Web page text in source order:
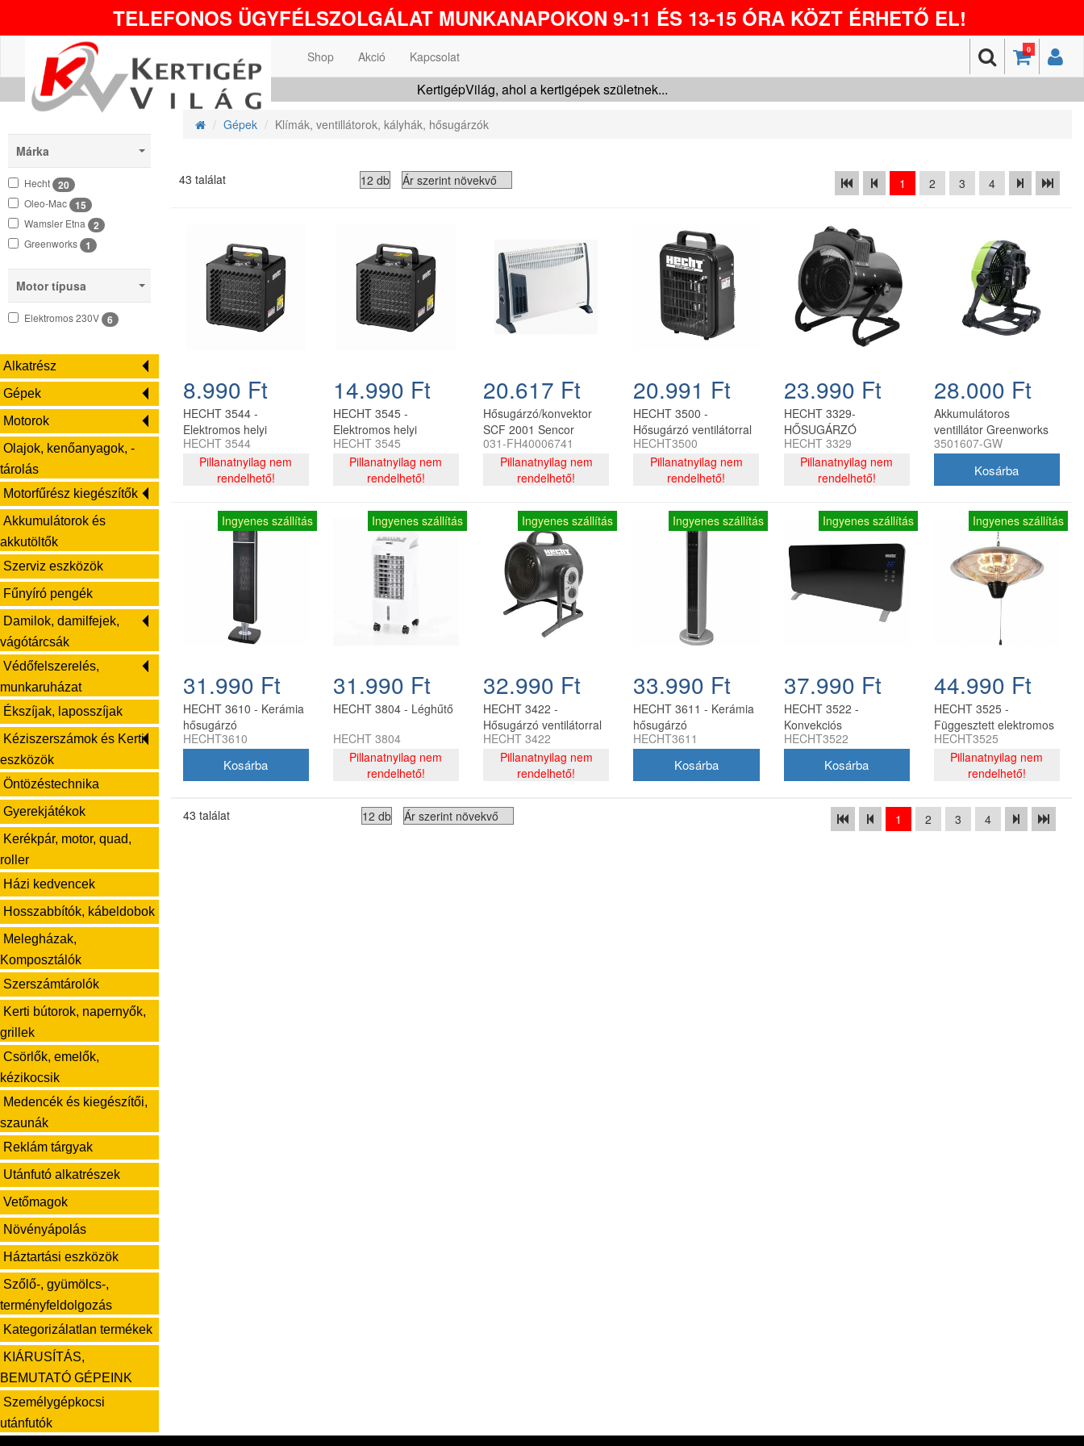
TELEFONOS ÜGYFÉLSZOLGÁLAT MUNKANAPOKON 9-11 ÉS 13-15 ÓRA KÖZT ÉRHETŐ EL!
0
Shop Akció Kapcsolat
KertigépVilág, ahol a kertigépek születnek...
Márka
Hecht 20
Oleo-Mac 15
Wamsler Etna 2
Greenworks 1
Motor típusa
Elektromos 230V 6
Alkatrész
Gépek
Motorok
Olajok, kenőanyagok, -
tárolás
Motorfűrész kiegészítők
Akkumulátorok és
akkutöltők
Szerviz eszközök
Fűnyíró pengék
Damilok, damilfejek,
vágótárcsák
Védőfelszerelés,
munkaruházat
Ékszíjak, laposszíjak
Kéziszerszámok és Kerti
eszközök
Öntözéstechnika
Gyerekjátékok
Kerékpár, motor, quad,
roller
Házi kedvencek
Hosszabbítók, kábeldobok
Melegházak,
Komposztálók
Szerszámtárolók
Kerti bútorok, napernyők,
grillek
Csörlők, emelők,
kézikocsik
Medencék és kiegészítői,
szaunák
Reklám tárgyak
Utánfutó alkatrészek
Vetőmagok
Növényápolás
Háztartási eszközök
Szőlő-, gyümölcs-,
terményfeldolgozás
Kategorizálatlan termékek
KIÁRUSÍTÁS,
BEMUTATÓ GÉPEINK
Személygépkocsi
utánfutók
Gépek Klímák, ventillátorok, kályhák, hősugárzók
43 találat 1 2 3 4
8.990 Ft
HECHT 3544 -
Elektromos helyi
fűtőberendezés
HECHT 3544
Pillanatnyilag nem
rendelhető!
14.990 Ft
HECHT 3545 -
Elektromos helyi
fűtőberendezés
HECHT 3545
Pillanatnyilag nem
rendelhető!
20.617 Ft
Hősugárzó/konvektor
SCF 2001 Sencor
2000W, 3 fokozat,
ventillátor
031-FH40006741
Pillanatnyilag nem
rendelhető!
20.991 Ft
HECHT 3500 -
Hősugárzó ventilátorral
és termosztáttal
HECHT3500
Pillanatnyilag nem
rendelhető!
23.990 Ft
HECHT 3329-
HŐSUGÁRZÓ
HECHT 3329
Pillanatnyilag nem
rendelhető!
28.000 Ft
Akkumulátoros
ventillátor Greenworks
G24FAN 24v akku és
3501607-GW
Ingyenes szállítás
31.990 Ft
HECHT 3610 - Kerámia
hősugárzó
HECHT3610
Ingyenes szállítás
31.990 Ft
HECHT 3804 - Léghűtő
HECHT 3804
Pillanatnyilag nem
rendelhető!
Ingyenes szállítás
32.990 Ft
HECHT 3422 -
Hősugárzó ventilátorral
HECHT 3422
Pillanatnyilag nem
rendelhető!
Ingyenes szállítás
33.990 Ft
HECHT 3611 - Kerámia
hősugárzó
HECHT3611
Ingyenes szállítás
37.990 Ft
HECHT 3522 -
Konvekciós
hősugárzó=hecht3621
HECHT3522
Ingyenes szállítás
44.990 Ft
HECHT 3525 -
Függesztett elektromos
fűtő
HECHT3525
Pillanatnyilag nem
rendelhető!
43 találat 1 2 3 4